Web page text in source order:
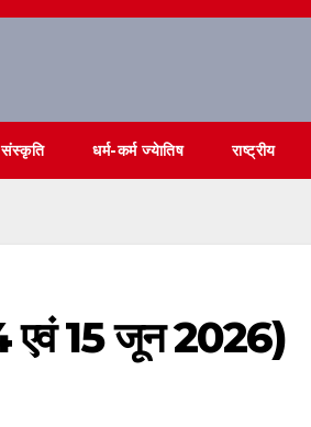
धर्म-कर्म ज्येातिष राष्ट्रीय
एवं 15 जून 2026)